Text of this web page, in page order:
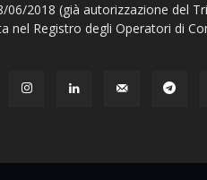
2018 (già autorizzazione del
nel Registro degli Operatori di